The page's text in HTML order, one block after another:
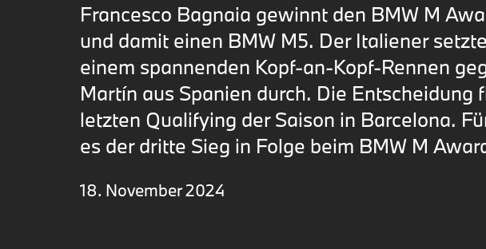
Francesco Bagnaia gewinnt den BMW M
und damit einen BMW M5. Der Italiener
einem spannenden Kopf-an-Kopf-Rennen
Martín aus Spanien durch. Die Entscheidung
letzten Qualifying der Saison in Barcelona.
es der dritte Sieg in Folge beim BMW M
18. November 2024